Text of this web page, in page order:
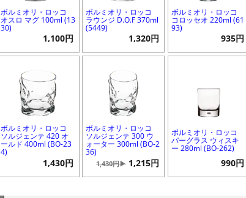
ボルミオリ・ロッコ
オスロ マグ 100ml (13
30)
1,100円
ボルミオリ・ロッコ
ラウンジ D.O.F 370ml
(5449)
1,320円
ボルミオリ・ロッコ
コロッセオ 220ml (61
93)
935円
ボルミオリ・ロッコ
ソルジェンテ 420 オ
ールド 400ml (BO-23
4)
1,430円
ボルミオリ・ロッコ
ソルジェンテ 300 ウ
ォーター 300ml (BO-2
36)
1,430円▶ 1,215円
ボルミオリ・ロッコ
バーグラス ウィスキ
ー 280ml (BO-262)
990円